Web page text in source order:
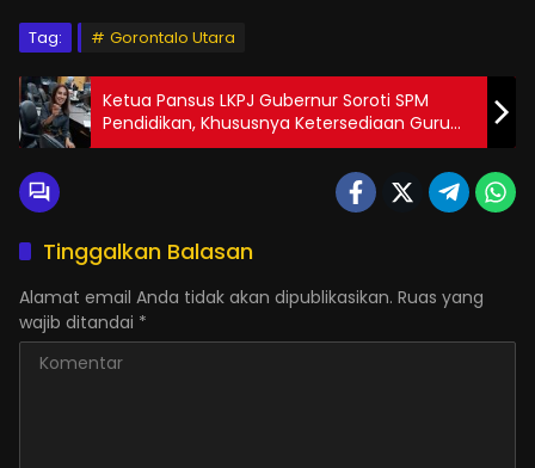
Tag: Gorontalo Utara
Ketua Pansus LKPJ Gubernur Soroti SPM
Pendidikan, Khususnya Ketersediaan Guru
SMK
Tinggalkan Balasan
Alamat email Anda tidak akan dipublikasikan. Ruas yang
wajib ditandai *